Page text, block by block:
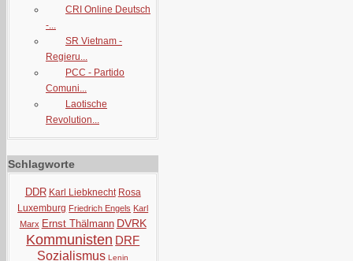
CRI Online Deutsch
-...
SR Vietnam -
Regieru...
PCC - Partido
Comuni...
Laotische
Revolution...
Schlagworte
DDR Karl Liebknecht Rosa
Luxemburg Friedrich Engels Karl
Marx Ernst Thälmann DVRK
Kommunisten DRF
Sozialismus Lenin